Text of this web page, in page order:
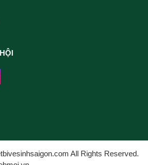
All Rights Reserved.